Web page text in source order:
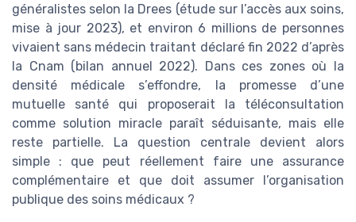
généralistes selon la Drees (étude sur l’accès aux soins,
mise à jour 2023), et environ 6 millions de personnes
vivaient sans médecin traitant déclaré fin 2022 d’après
la Cnam (bilan annuel 2022). Dans ces zones où la
densité médicale s’effondre, la promesse d’une
mutuelle santé qui proposerait la téléconsultation
comme solution miracle paraît séduisante, mais elle
reste partielle. La question centrale devient alors
simple : que peut réellement faire une assurance
complémentaire et que doit assumer l’organisation
publique des soins médicaux ?